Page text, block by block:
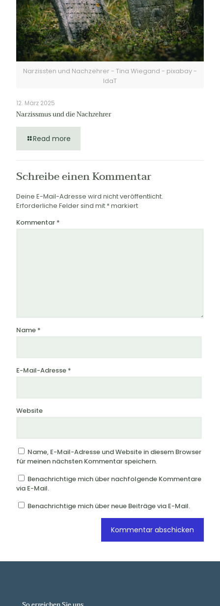
Narzissten und Nachzehrer - Tina Wiegand - pixabay -
IdaT
12. März 2025
Narzissmus und die Nachzehrer
Read more
Schreibe einen Kommentar
Deine E-Mail-Adresse wird nicht veröffentlicht.
Erforderliche Felder sind mit *markiert
Kommentar *
Name *
E-Mail-Adresse *
Website
Name, E-Mail-Adresse und Website in diesem Browser
für meinen nächsten Kommentar speichern.
Benachrichtige mich über nachfolgende Kommentare
via E-Mail.
Benachrichtige mich über neue Beiträge via E-Mail.